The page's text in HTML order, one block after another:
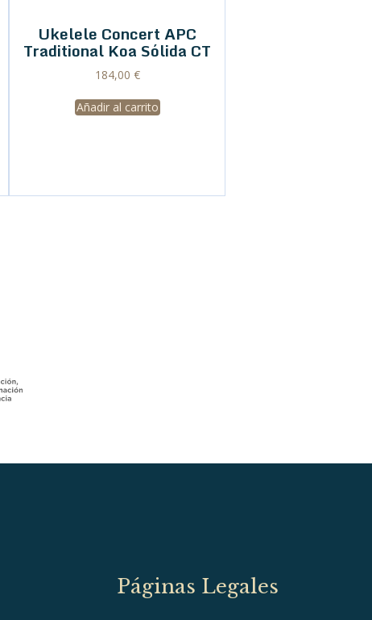
Ukelele Concert APC
Traditional Koa Sólida CT
184,00 €
Añadir al carrito
Páginas Legales